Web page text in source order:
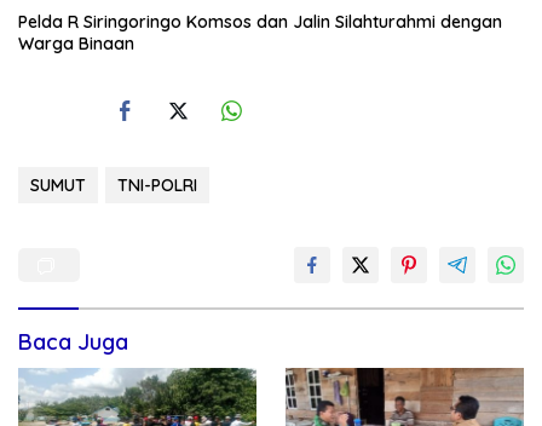
Pelda R Siringoringo Komsos dan Jalin Silahturahmi dengan
Warga Binaan
SUMUT TNI-POLRI
Baca Juga